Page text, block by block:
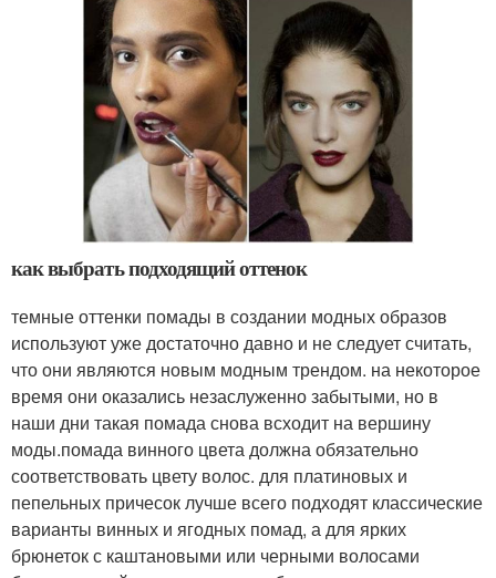
как выбрать подходящий оттенок
темные оттенки помады в создании модных образов
используют уже достаточно давно и не следует считать,
что они являются новым модным трендом. на некоторое
время они оказались незаслуженно забытыми, но в
наши дни такая помада снова всходит на вершину
моды.помада винного цвета должна обязательно
соответствовать цвету волос. для платиновых и
пепельных причесок лучше всего подходят классические
варианты винных и ягодных помад, а для ярких
брюнеток с каштановыми или черными волосами